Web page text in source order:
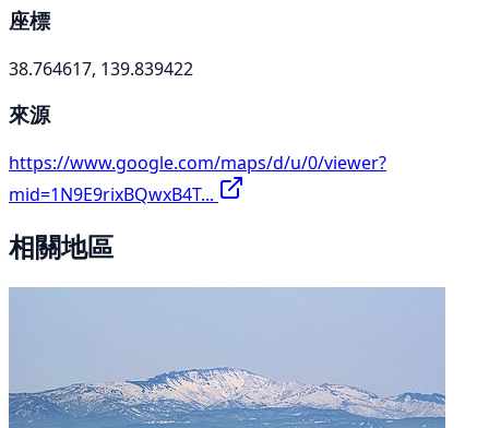
座標
38.764617, 139.839422
來源
https://www.google.com/maps/d/u/0/viewer?
mid=1N9E9rixBQwxB4T...
相關地區